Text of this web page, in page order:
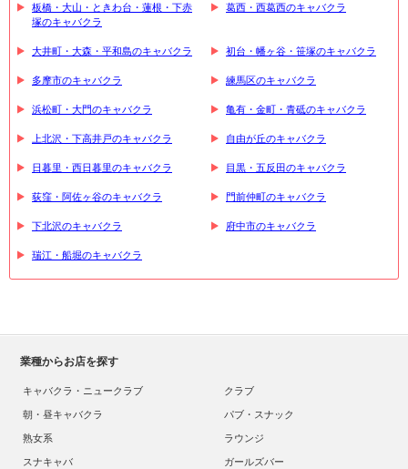
板橋・大山・ときわ台・蓮根・下赤
塚のキャバクラ
葛西・西葛西のキャバクラ
大井町・大森・平和島のキャバクラ 初台・幡ヶ谷・笹塚のキャバクラ
多摩市のキャバクラ 練馬区のキャバクラ
浜松町・大門のキャバクラ 亀有・金町・青砥のキャバクラ
上北沢・下高井戸のキャバクラ 自由が丘のキャバクラ
日暮里・西日暮里のキャバクラ 目黒・五反田のキャバクラ
荻窪・阿佐ヶ谷のキャバクラ 門前仲町のキャバクラ
下北沢のキャバクラ 府中市のキャバクラ
瑞江・船堀のキャバクラ
業種からお店を探す
キャバクラ・ニュークラブ
クラブ
朝・昼キャバクラ
パブ・スナック
熟女系
ラウンジ
スナキャバ
ガールズバー